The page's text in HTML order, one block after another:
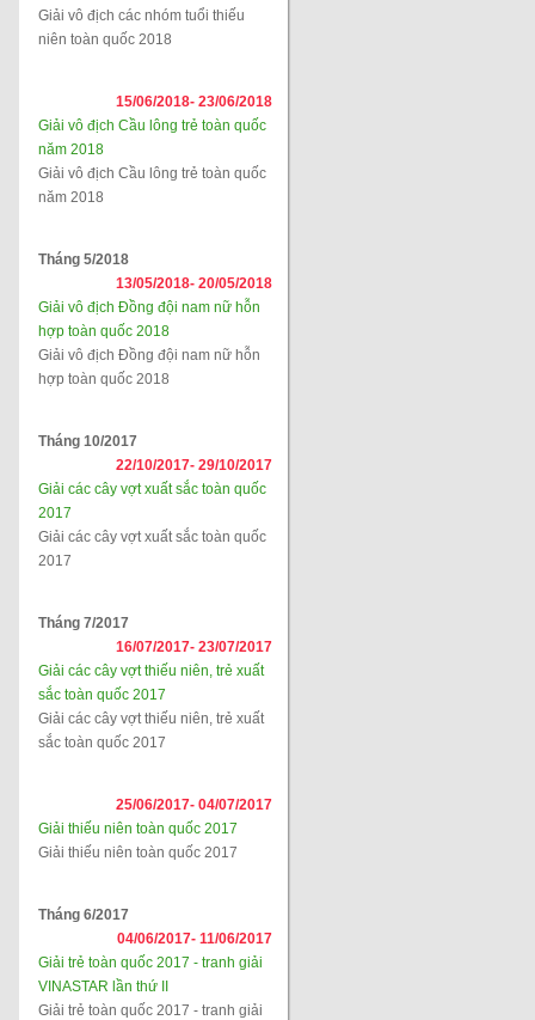
Giải vô địch các nhóm tuổi thiếu
niên toàn quốc 2018
15/06/2018- 23/06/2018
Giải vô địch Cầu lông trẻ toàn quốc
năm 2018
Giải vô địch Cầu lông trẻ toàn quốc
năm 2018
Tháng 5/2018
13/05/2018- 20/05/2018
Giải vô địch Đồng đội nam nữ hỗn
hợp toàn quốc 2018
Giải vô địch Đồng đội nam nữ hỗn
hợp toàn quốc 2018
Tháng 10/2017
22/10/2017- 29/10/2017
Giải các cây vợt xuất sắc toàn quốc
2017
Giải các cây vợt xuất sắc toàn quốc
2017
Tháng 7/2017
16/07/2017- 23/07/2017
Giải các cây vợt thiếu niên, trẻ xuất
sắc toàn quốc 2017
Giải các cây vợt thiếu niên, trẻ xuất
sắc toàn quốc 2017
25/06/2017- 04/07/2017
Giải thiếu niên toàn quốc 2017
Giải thiếu niên toàn quốc 2017
Tháng 6/2017
04/06/2017- 11/06/2017
Giải trẻ toàn quốc 2017 - tranh giải
VINASTAR lần thứ II
Giải trẻ toàn quốc 2017 - tranh giải